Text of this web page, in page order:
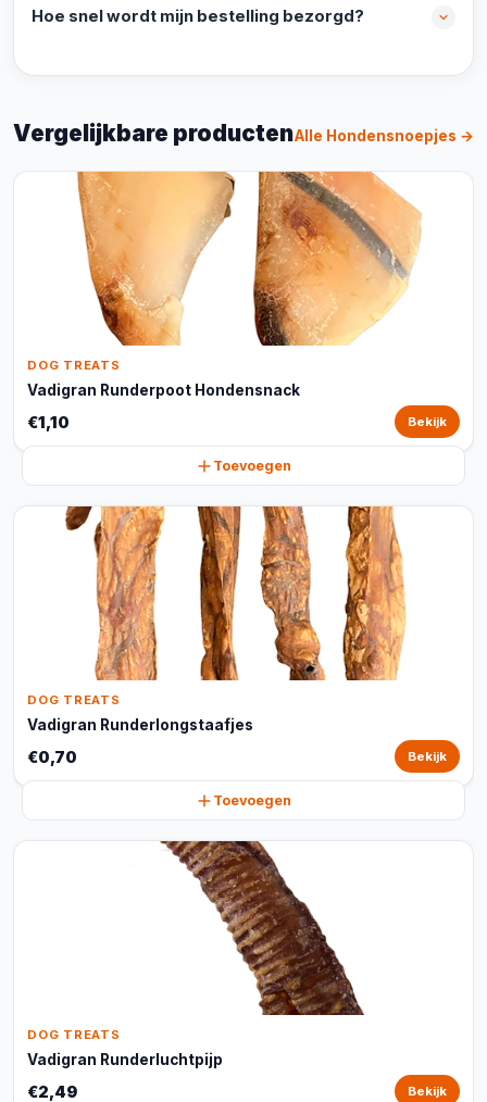
Hoe snel wordt mijn bestelling bezorgd?
Vergelijkbare productenAlle Hondensnoepjes →
DOG TREATS
Vadigran Runderpoot Hondensnack
€1,10 Bekijk
Toevoegen
DOG TREATS
Vadigran Runderlongstaafjes
€0,70 Bekijk
Toevoegen
DOG TREATS
Vadigran Runderluchtpijp
€2,49 Bekijk